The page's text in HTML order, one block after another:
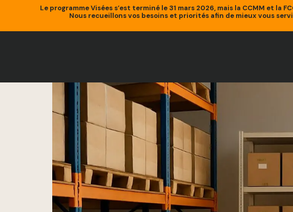
Le programme Visées s’est terminé le 31 mars 2026, mais la CCMM et
Nous recueillons vos besoins et priorités afin de mieux vous